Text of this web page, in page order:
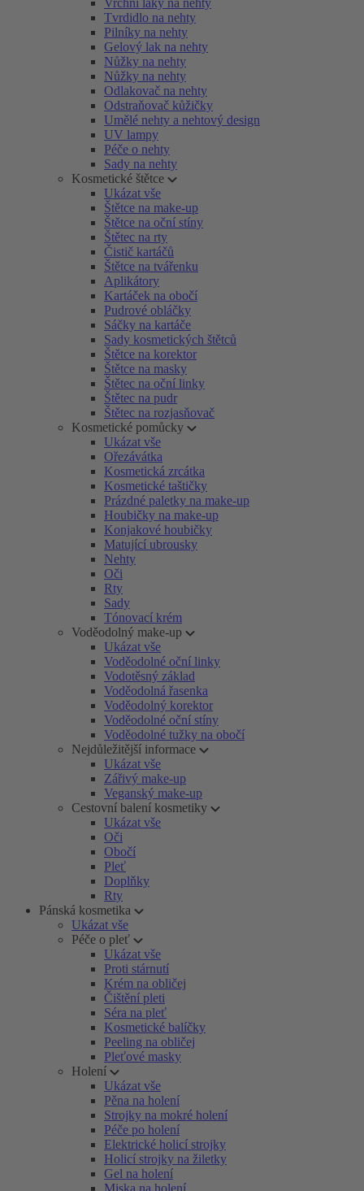
Vrchní laky na nehty
Tvrdidlo na nehty
Pilníky na nehty
Gelový lak na nehty
Nůžky na nehty
Nůžky na nehty
Odlakovač na nehty
Odstraňovač kůžičky
Umělé nehty a nehtový design
UV lampy
Péče o nehty
Sady na nehty
Kosmetické štětce
Ukázat vše
Štětce na make-up
Štětce na oční stíny
Štětec na rty
Čistič kartáčů
Štětce na tvářenku
Aplikátory
Kartáček na obočí
Pudrové obláčky
Sáčky na kartáče
Sady kosmetických štětců
Štětce na korektor
Štětce na masky
Štětec na oční linky
Štětec na pudr
Štětec na rozjasňovač
Kosmetické pomůcky
Ukázat vše
Ořezávátka
Kosmetická zrcátka
Kosmetické taštičky
Prázdné paletky na make-up
Houbičky na make-up
Konjakové houbičky
Matující ubrousky
Nehty
Oči
Rty
Sady
Tónovací krém
Voděodolný make-up
Ukázat vše
Voděodolné oční linky
Vodotěsný základ
Voděodolná řasenka
Voděodolný korektor
Voděodolné oční stíny
Voděodolné tužky na obočí
Nejdůležitější informace
Ukázat vše
Zářivý make-up
Veganský make-up
Cestovní balení kosmetiky
Ukázat vše
Oči
Obočí
Pleť
Doplňky
Rty
Pánská kosmetika
Ukázat vše
Péče o pleť
Ukázat vše
Proti stárnutí
Krém na obličej
Čištění pleti
Séra na pleť
Kosmetické balíčky
Peeling na obličej
Pleťové masky
Holení
Ukázat vše
Pěna na holení
Strojky na mokré holení
Péče po holení
Elektrické holicí strojky
Holicí strojky na žiletky
Gel na holení
Miska na holení